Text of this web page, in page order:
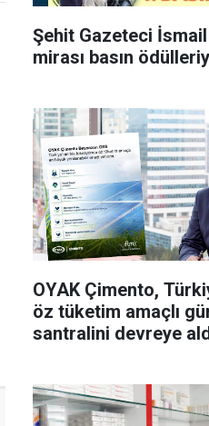
Şehit Gazeteci İsmail
mirası basın
OYAK Çimento,
öz tüketim amaçlı
santralini devreye